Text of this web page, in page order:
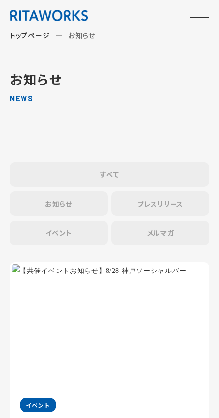
トップページ お知らせ
お知らせ
NEWS
すべて
お知らせ プレスリリース
イベント メルマガ
イベント